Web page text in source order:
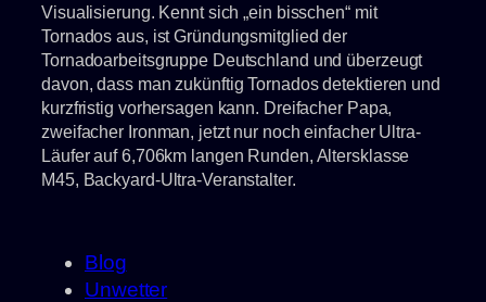
Visualisierung. Kennt sich „ein bisschen“ mit
Tornados aus, ist Gründungsmitglied der
Tornadoarbeitsgruppe Deutschland und überzeugt
davon, dass man zukünftig Tornados detektieren und
kurzfristig vorhersagen kann. Dreifacher Papa,
zweifacher Ironman, jetzt nur noch einfacher Ultra-
Läufer auf 6,706km langen Runden, Altersklasse
M45, Backyard-Ultra-Veranstalter.
Blog
Unwetter